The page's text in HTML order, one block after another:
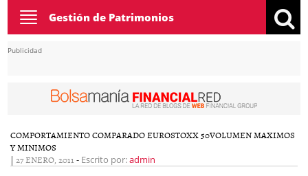
Toggle
navigation
Gestión de Patrimonios
Publicidad
COMPORTAMIENTO COMPARADO EUROSTOXX 50VOLUMEN MAXIMOS
Y MINIMOS
| 27 ENERO, 2011 - Escrito por:admin